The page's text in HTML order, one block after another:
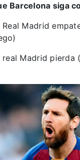
Barcelona siga
Real Madrid
real Madrid